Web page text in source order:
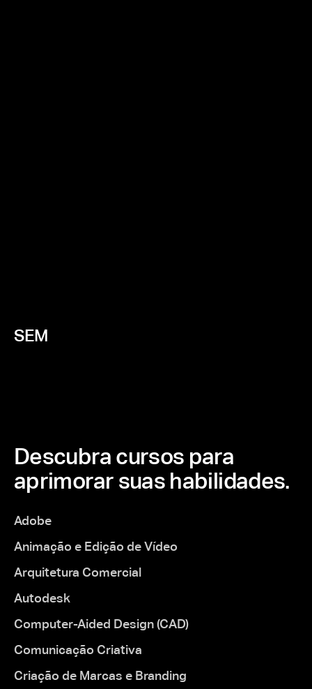
SEM
Descubra cursos para
aprimorar suas habilidades.
Adobe
Animação e Edição de Vídeo
Arquitetura Comercial
Autodesk
Computer-Aided Design (CAD)
Comunicação Criativa
Criação de Marcas e Branding